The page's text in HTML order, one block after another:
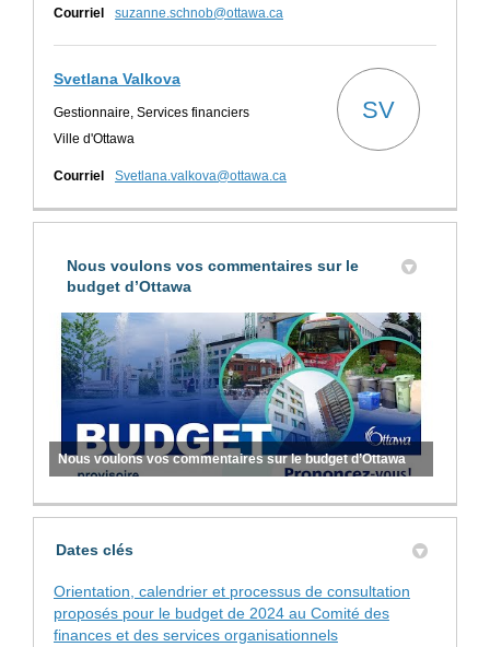
Courriel suzanne.schnob@ottawa.ca
Svetlana Valkova
Gestionnaire, Services financiers
Ville d'Ottawa
SV
Courriel Svetlana.valkova@ottawa.ca
Nous voulons vos commentaires sur le
budget d’Ottawa
Nous voulons vos commentaires sur le budget d’Ottawa
Dates clés
Orientation, calendrier et processus de consultation
proposés pour le budget de 2024 au Comité des
finances et des services organisationnels